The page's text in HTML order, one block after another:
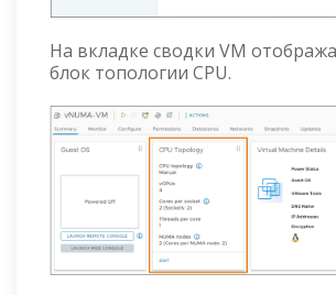
На вкладке сводки VM
блок топологии CPU.